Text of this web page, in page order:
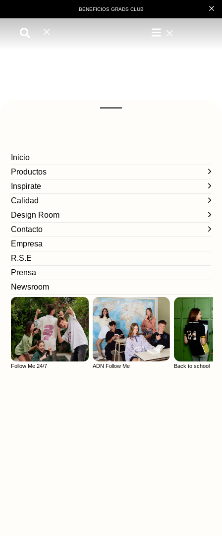
BENEFICIOS GRADS CLUB
Inicio
Productos
Inspirate
Calidad
Design Room
Contacto
Empresa
R.S.E
Prensa
Newsroom
Follow Me 24/7 ADN Follow Me Back to school